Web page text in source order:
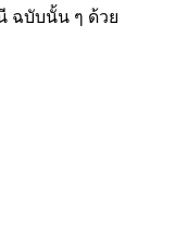
ฉบับนั้น ๆ ด้วย